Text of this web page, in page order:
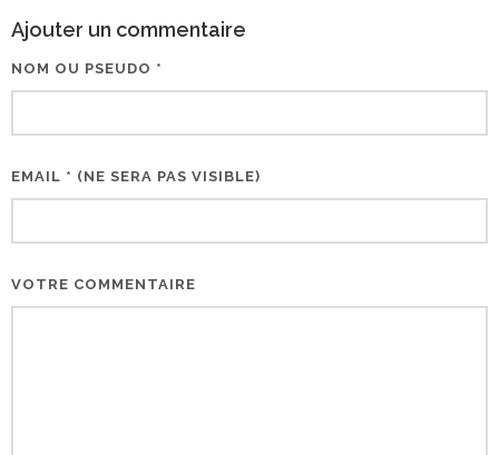
Ajouter un commentaire
NOM OU PSEUDO *
EMAIL * (NE SERA PAS VISIBLE)
VOTRE COMMENTAIRE